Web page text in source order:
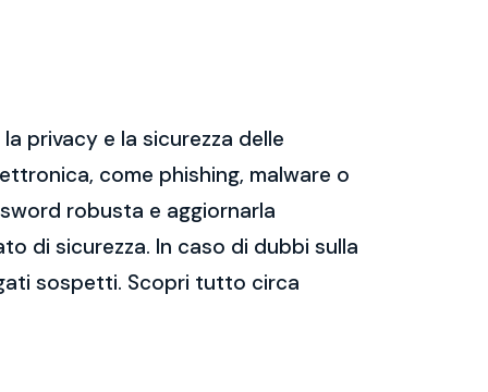
privacy e la sicurezza delle
come phishing, malware o
robusta e aggiornarla
di sicurezza. In caso di dubbi sulla
sospetti. Scopri tutto circa